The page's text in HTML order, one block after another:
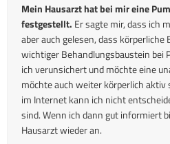
Mein Hausarzt hat bei mir eine
festgestellt. Er sagte mir, dass ich
aber auch gelesen, dass körperliche
wichtiger Behandlungsbaustein bei
ich verunsichert und möchte eine
möchte auch weiter körperlich
im Internet kann ich nicht
sind. Wenn ich dann gut informiert
Hausarzt wieder an.